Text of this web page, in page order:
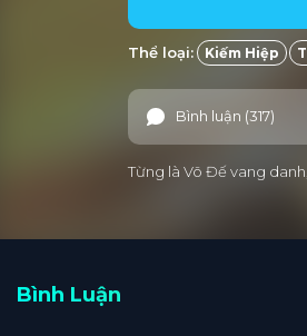
Thể loại: Kiếm Hiệp
Bình luận (317)
Từng là Võ Đế vang
Bình Luận